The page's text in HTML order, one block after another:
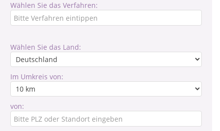
Wählen Sie das Verfahren:
Wählen Sie das Land:
Im Umkreis von:
von: